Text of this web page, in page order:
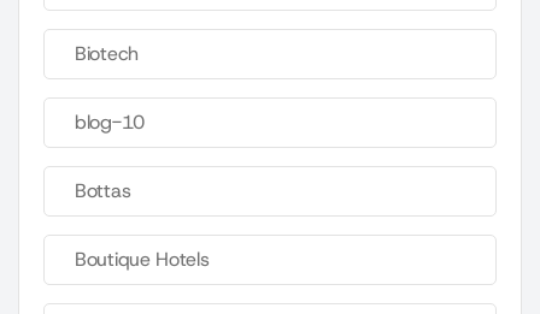
Biotech
blog-10
Bottas
Boutique Hotels